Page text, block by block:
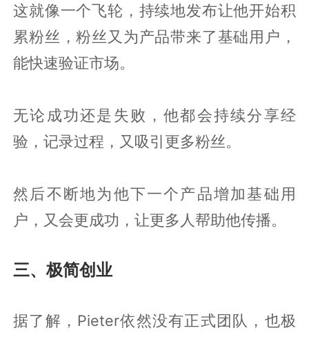
这就像一个飞轮，持续地发布让他开始积
累粉丝，粉丝又为产品带来了基础用户，
能快速验证市场。
无论成功还是失败，他都会持续分享经
验，记录过程，又吸引更多粉丝。
然后不断地为他下一个产品增加基础用
户，又会更成功，让更多人帮助他传播。
三、极简创业
据了解，Pieter依然没有正式团队，也极